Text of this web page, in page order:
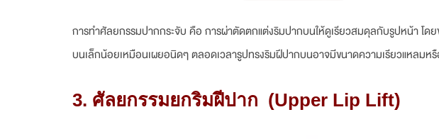
การทำศัลยกรรมปากกระจับ คือ การผ่าตัดตกแต่งริมปากบนให้ดูเรียวสมดุลกับรูปหน้า โ
บนเล็กน้อยเหมือนเผยอนิดๆ ตลอดเวลารูปทรงริมฝีปากบนอาจมีขนาดความเรียวแหลม
3. ศัลยกรรมยกริมฝีปาก (Upper Lip Lift)